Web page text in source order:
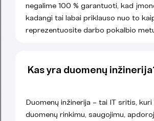
negalime 100 % garantuoti, kad
kadangi tai labai priklauso nuo to
reprezentuosite darbo pokalbio
Kas yra duomenų
Duomenų inžinerija – tai IT sritis, kuri
duomenų rinkimu, saugojimu,